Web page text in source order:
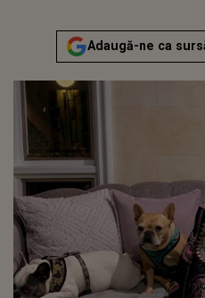
Adaugă-ne ca